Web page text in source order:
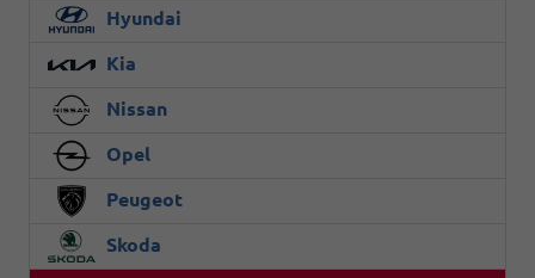
Hyundai
Kia
Nissan
Opel
Peugeot
Skoda